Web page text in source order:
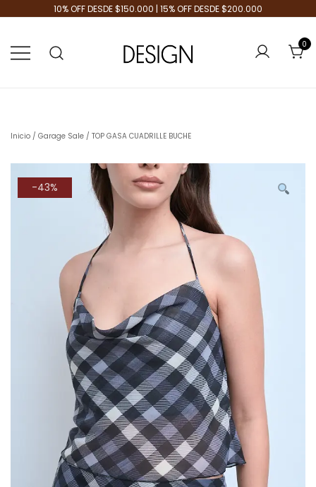
10% OFF DESDE $150.000 | 15% OFF DESDE $200.000
0
Inicio / Garage Sale / TOP GASA CUADRILLE BUCHE
-43%